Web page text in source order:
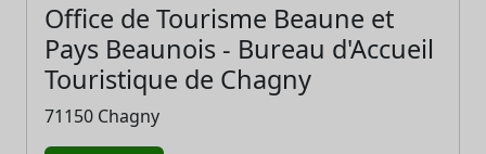
Office de Tourisme Beaune et
Pays Beaunois - Bureau d'Accueil
Touristique de Chagny
71150 Chagny